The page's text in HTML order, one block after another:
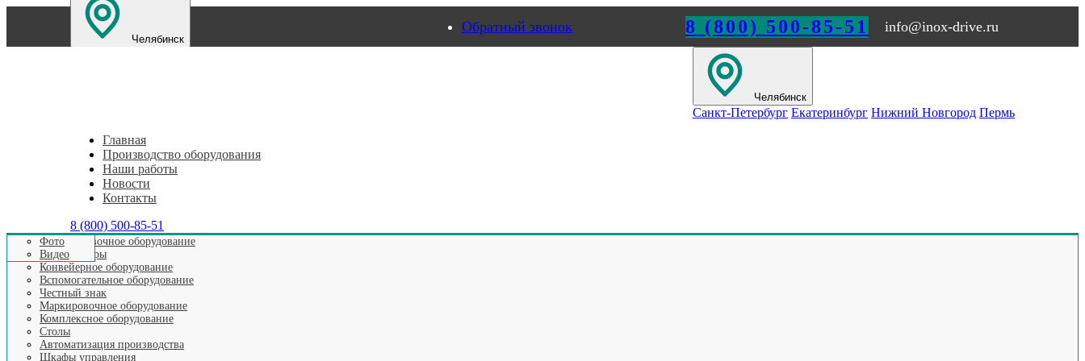
Челябинск
Обратный звонок 8 (800) 500-85-51 info@inox-drive.ru
Челябинск
Санкт-Петербург Екатеринбург Нижний Новгород Пермь
Главная
Производство оборудования
Этикетировочное оборудование
Аппликаторы
Конвейерное оборудование
Вспомогательное оборудование
Честный знак
Маркировочное оборудование
Комплексное оборудование
Столы
Автоматизация производства
Шкафы управления
Наши работы
Фото
Видео
Новости
Контакты
8 (800) 500-85-51
Главная > Наши новости
Проектно-производственная компания «ИноксДрайв»